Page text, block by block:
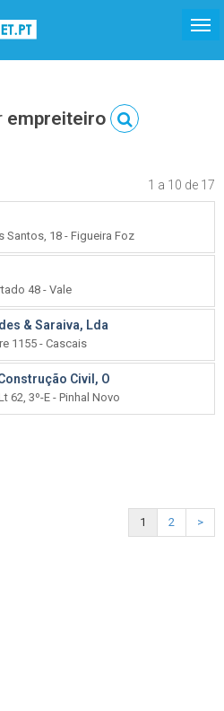
empreiteiro
1 a 10 de 17
Santos, 18 - Figueira Foz
48 - Vale
& Saraiva, Lda
1155 - Cascais
Civil, O
62, 3º-E - Pinhal Novo
1 2 >